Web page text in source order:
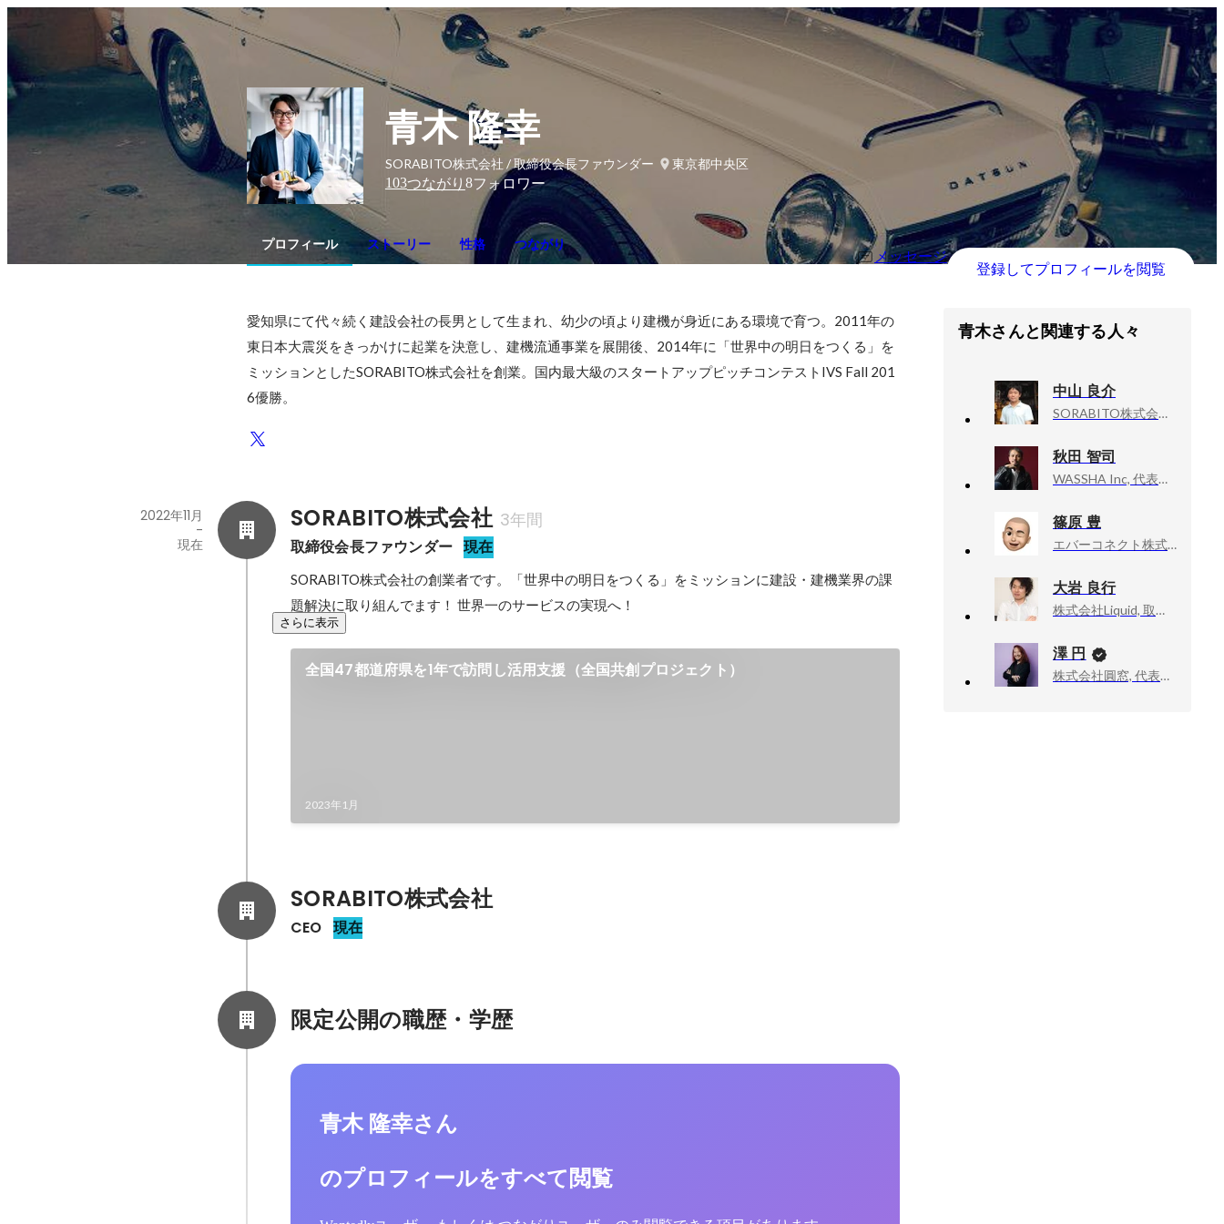
青木 隆幸
SORABITO株式会社 / 取締役会長ファウンダー
東京都中央区
103つながり 8フォロワー
プロフィール ストーリー 性格 つながり
メッセージ
登録してプロフィールを閲覧
愛知県にて代々続く建設会社の長男として生まれ、幼少の頃より建機が身近にある環境で育つ。2011年の
東日本大震災をきっかけに起業を決意し、建機流通事業を展開後、2014年に「世界中の明日をつくる」を
ミッションとしたSORABITO株式会社を創業。国内最大級のスタートアップピッチコンテストIVS Fall 201
6優勝。
SORABITO株式会社 3年間
取締役会長ファウンダー 現在
2022年11月
-
現在
SORABITO株式会社の創業者です。「世界中の明日をつくる」をミッションに建設・建機業界の課
題解決に取り組んでます！ 世界一のサービスの実現へ！
さらに表示
全国47都道府県を1年で訪問し活用支援（全国共創プロジェクト）
2023年1月
SORABITO株式会社
CEO 現在
限定公開の職歴・学歴
青木 隆幸さん
のプロフィールをすべて閲覧
青木さんと関連する人々
中山 良介
SORABITO株式会社, 取締役コーポレート本部長
秋田 智司
WASSHA Inc, 代表取締役CEO
篠原 豊
エバーコネクト株式会社, 代表取締役
大岩 良行
株式会社Liquid, 取締役 CTO
澤 円
株式会社圓窓, 代表取締役